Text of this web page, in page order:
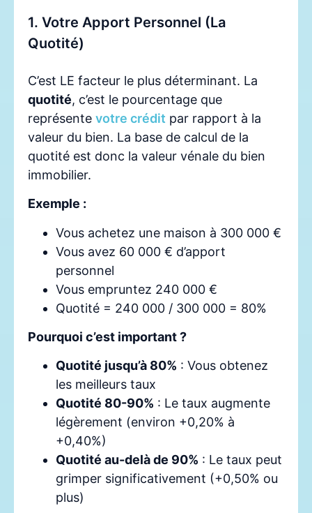
1. Votre Apport Personnel (La
Quotité)
C’est LE facteur le plus déterminant. La
quotité, c’est le pourcentage que
représente votre crédit par rapport à la
valeur du bien. La base de calcul de la
quotité est donc la valeur vénale du bien
immobilier.
Exemple :
Vous achetez une maison à 300 000 €
Vous avez 60 000 € d’apport
personnel
Vous empruntez 240 000 €
Quotité = 240 000 / 300 000 = 80%
Pourquoi c’est important ?
Quotité jusqu’à 80% : Vous obtenez
les meilleurs taux
Quotité 80-90% : Le taux augmente
légèrement (environ +0,20% à
+0,40%)
Quotité au-delà de 90% : Le taux peut
grimper significativement (+0,50% ou
plus)